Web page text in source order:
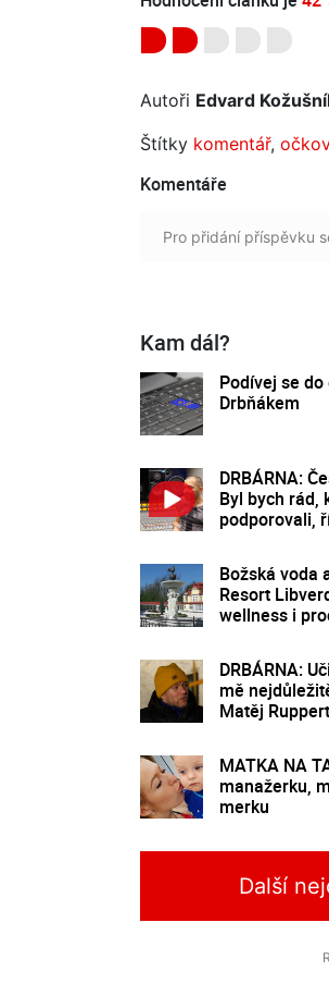
Autoři Edvard
Štítky komentář,
Komentáře
Pro přidání příspěvku
Kam dál?
Podívej se
Drbňákem
DRBÁRNA:
Byl bych rád,
podporovali,
Božská voda
Resort
wellness i
DRBÁRNA:
mě
Matěj Ruppert
MATKA NA
manažerku,
merku
Další